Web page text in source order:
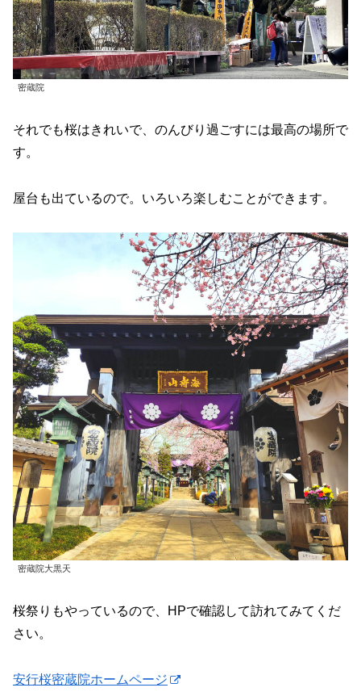
密蔵院
それでも桜はきれいで、のんびり過ごすには最高の場所で
す。
屋台も出ているので。いろいろ楽しむことができます。
密蔵院大黒天
桜祭りもやっているので、HPで確認して訪れてみてくだ
さい。
安行桜密蔵院ホームページ